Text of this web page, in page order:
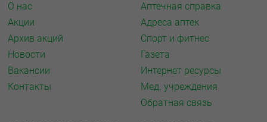
О нас
Акции
Архив акций
Новости
Вакансии
Контакты
Аптечная справка
Адреса аптек
Спорт и фитнес
Газета
Интернет ресурсы
Мед. учреждения
Обратная связь